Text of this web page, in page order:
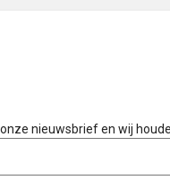
nieuwsbrief en wij